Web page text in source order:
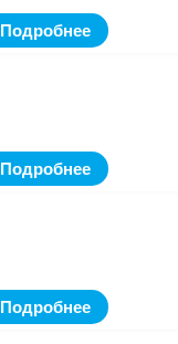
Подробнее
Подробнее
Подробнее